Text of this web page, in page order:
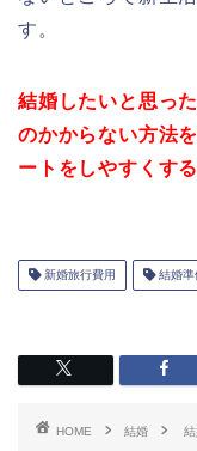
す。
結婚したいと思っ
のかからない方法
ートをしやすくす
新婚旅行費用 結婚準
HOME 結婚